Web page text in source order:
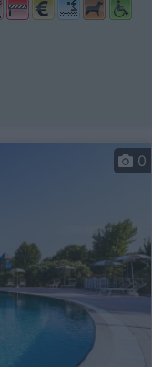
0